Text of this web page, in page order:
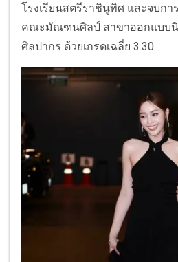
โรงเรียนสตรีราชินูทิศ และจบก
คณะมัณฑนศิลป์ สาขาออกแบบนิ
ศิลปากร ด้วยเกรดเฉลี่ย 3.30